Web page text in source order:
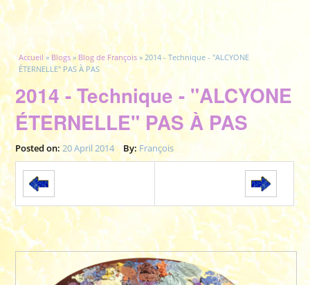
Vous êtes ici
Accueil»Blogs»Blog de François» 2014 - Technique - "ALCYONE
ÉTERNELLE" PAS À PAS
2014 - Technique - "ALCYONE
ÉTERNELLE" PAS À PAS
Posted on: 20 April 2014 By: François